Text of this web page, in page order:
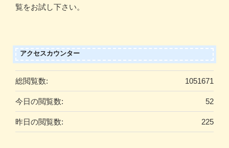
覧をお試し下さい。
アクセスカウンター
1051671
総閲覧数:
52
今日の閲覧数:
225
昨日の閲覧数: